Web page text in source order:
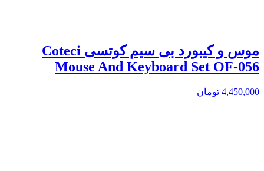
موس و کیبورد بی سیم کوتسی Coteci
Mouse And Keyboard Set OF-056
4,450,000 تومان